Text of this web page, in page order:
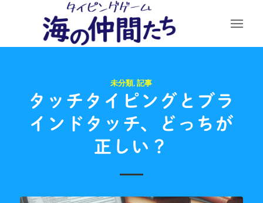
未分類,記事
タッチタイピングとブラ
インドタッチ、どっちが
正しい？